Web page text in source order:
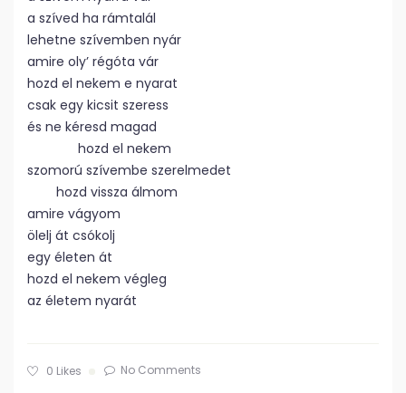
a szíved ha rámtalál
lehetne szívemben nyár
amire oly’ régóta vár
hozd el nekem e nyarat
csak egy kicsit szeress
és ne kéresd magad
hozd el nekem
szomorú szívembe szerelmedet
hozd vissza álmom
amire vágyom
ölelj át csókolj
egy életen át
hozd el nekem végleg
az életem nyarát
0 Likes No Comments